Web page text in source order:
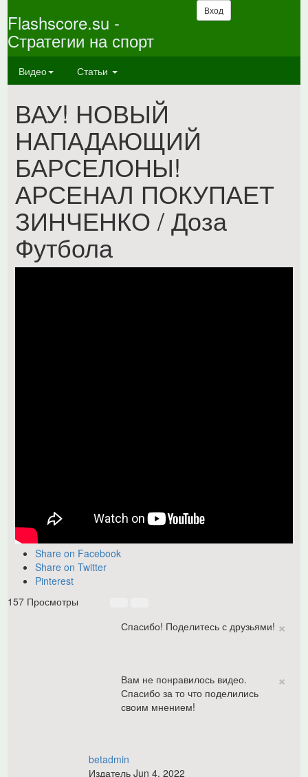
Flashscore.su -
Стратегии на спорт
Вход
Видео Статьи
ВАУ! НОВЫЙ
НАПАДАЮЩИЙ
БАРСЕЛОНЫ!
АРСЕНАЛ ПОКУПАЕТ
ЗИНЧЕНКО / Доза
Футбола
Share on Facebook
Share on Twitter
Pinterest
157 Просмотры
×
Спасибо! Поделитесь с друзьями!
×
Вам не понравилось видео.
Спасибо за то что поделились
своим мнением!
betadmin
Издатель Jun 4, 2022